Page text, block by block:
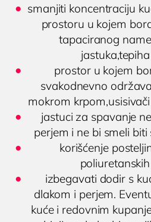
smanjiti koncentraciju
prostoru u kojem
tapaciranog
prostor u kojem
svakodnevno
mokrom
jastuci za spavanje
perjem i ne bi smeli
korišćenje
izbegavati dodir s
dlakom i perjem.
kuće i redovnim